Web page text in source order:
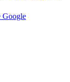
Google